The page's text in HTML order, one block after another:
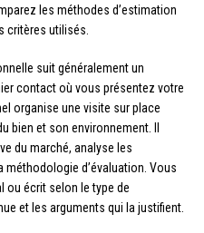
les méthodes d’estimation
critères utilisés.
suit généralement un
contact où vous présentez votre
organise une visite sur place
bien et son environnement. Il
du marché, analyse les
d’évaluation. Vous
ou écrit selon le type de
et les arguments qui la justifient.